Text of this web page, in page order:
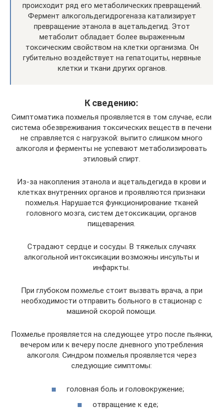
происходит ряд его метаболических превращений.
Фермент алкогольдегидрогеназа катализирует
превращение этанола в ацетальдегид. Этот
метаболит обладает более выраженным
токсическим свойством на клетки организма. Он
губительно воздействует на гепатоциты, нервные
клетки и ткани других органов.
К сведению:
Симптоматика похмелья проявляется в том случае, если
система обезвреживания токсических веществ в печени
не справляется с нагрузкой: выпито слишком много
алкоголя и ферменты не успевают метаболизировать
этиловый спирт.
Из-за накопления этанола и ацетальдегида в крови и
клетках внутренних органов и проявляются признаки
похмелья. Нарушается функционирование тканей
головного мозга, систем детоксикации, органов
пищеварения.
Страдают сердце и сосуды. В тяжелых случаях
алкогольной интоксикации возможны инсульты и
инфаркты.
При глубоком похмелье стоит вызвать врача, а при
необходимости отправить больного в стационар с
машиной скорой помощи.
Похмелье проявляется на следующее утро после пьянки,
вечером или к вечеру после дневного употребления
алкоголя. Синдром похмелья проявляется через
следующие симптомы:
головная боль и головокружение;
отвращение к еде;